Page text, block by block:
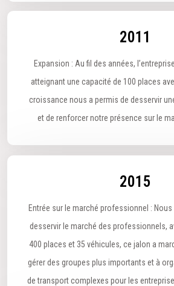
2011
Expansion : Au fil des années,
atteignant une capacité de 100 places
croissance nous a permis de desservir
et de renforcer notre présence sur le
2015
Entrée sur le marché professionnel :
desservir le marché des professionnels,
400 places et 35 véhicules, ce jalon a
gérer des groupes plus importants et à
de transport complexes pour les